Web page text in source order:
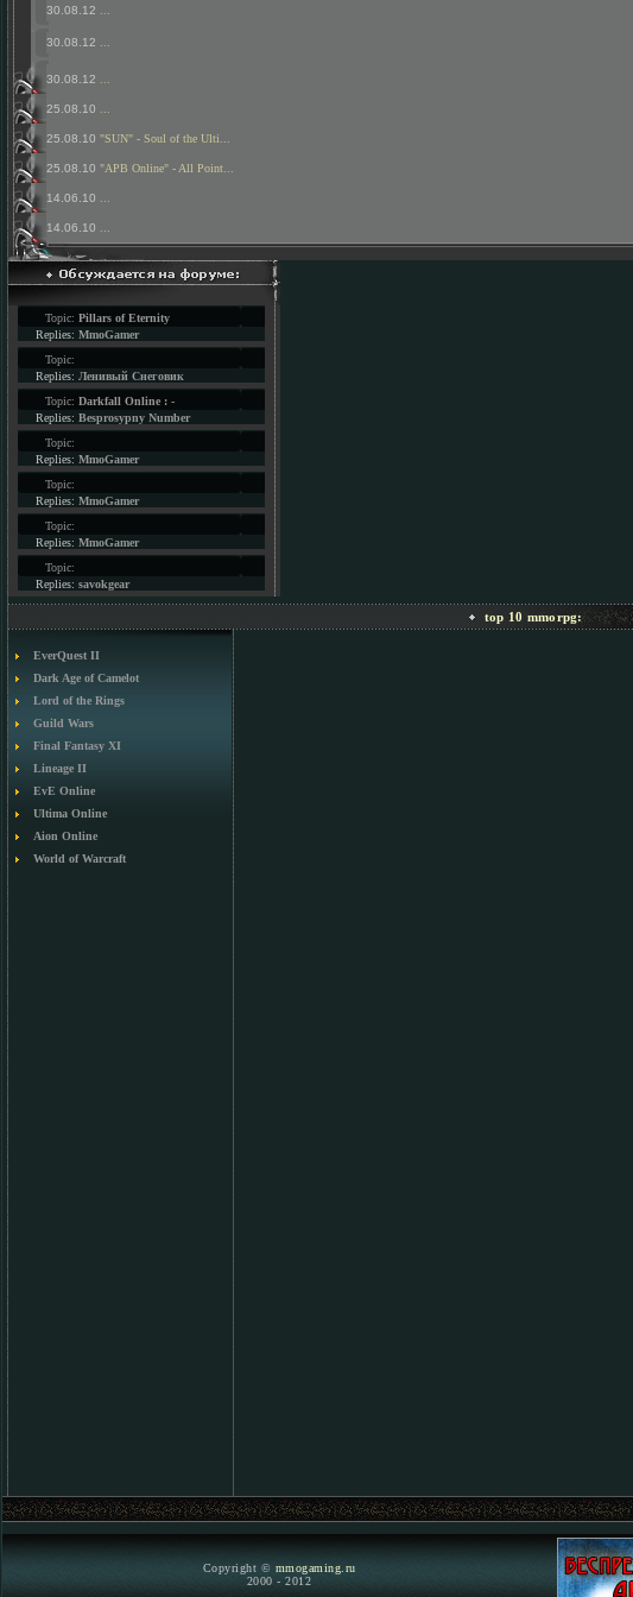
30.08.12
30.08.12
30.08.12
25.08.10
25.08.10 "SUN" - Soul of the Ulti...
25.08.10 "APB Online" - All Point...
14.06.10
14.06.10
Topic: Pillars of Eternity
Replies: MmoGamer
Topic:
Replies: Ленивый Снеговик
Topic: Darkfall Online : -
Replies: Besprosypny Number
Topic:
Replies: MmoGamer
Topic:
Replies: MmoGamer
Topic:
Replies: MmoGamer
Topic:
Replies: savokgear
top 10 mmorpg:
EverQuest II
Dark Age of Camelot
Lord of the Rings
Guild Wars
Final Fantasy XI
Lineage II
EvE Online
Ultima Online
Aion Online
World of Warcraft
Copyright © mmogaming.ru
2000 - 2012